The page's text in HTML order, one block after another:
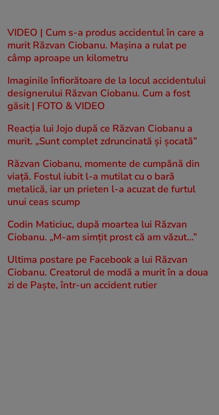
VIDEO | Cum s-a produs accidentul în care a
murit Răzvan Ciobanu. Mașina a rulat pe
câmp aproape un kilometru
Imaginile înfiorătoare de la locul accidentului
designerului Răzvan Ciobanu. Cum a fost
găsit | FOTO & VIDEO
Reacția lui Jojo după ce Răzvan Ciobanu a
murit. „Sunt complet zdruncinată și șocată”
Răzvan Ciobanu, momente de cumpănă din
viață. Fostul iubit l-a mutilat cu o bară
metalică, iar un prieten l-a acuzat de furtul
unui ceas scump
Codin Maticiuc, după moartea lui Răzvan
Ciobanu. „M-am simțit prost că am văzut…”
Ultima postare pe Facebook a lui Răzvan
Ciobanu. Creatorul de modă a murit în a doua
zi de Paște, într-un accident rutier